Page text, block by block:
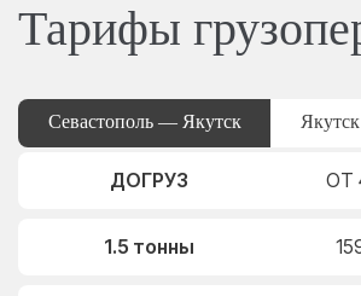
Тарифы
Севастополь — Якутск
ДОГРУЗ ОТ
1.5 тонны